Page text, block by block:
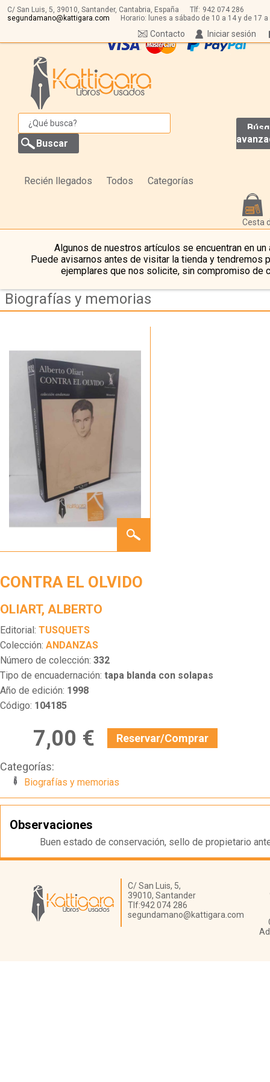
C/ San Luis, 5, 39010, Santander, Cantabria, España Tlf: 942 074 286
segundamano@kattigara.com
Horario: lunes a sábado de 10 a 14 y de 17 a
Iniciar sesión
Contacto
Recién llegados Todos Categorías
Cesta
Algunos de nuestros artículos se encuentran en un
Puede avisarnos antes de visitar la tienda y tendremos
ejemplares que nos solicite, sin compromiso de
Biografías y memorias
EL
CONTRA EL OLVIDO
OLIART, ALBERTO
Editorial: TUSQUETS
Colección: ANDANZAS
Número de colección: 332
Tipo de encuadernación: tapa blanda con solapas
Año de edición: 1998
Código: 104185
7,00 € Reservar/Comprar
Categorías:
Biografías y memorias
Observaciones
Buen estado de conservación, sello de propietario
Librería Kattigara
C/ San Luis, 5,
39010, Santander
Tlf:942 074 286
segundamano@kattigara.com